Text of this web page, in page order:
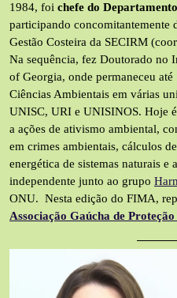
1984, foi chefe do
participando concomitantemente
Gestão Costeira da SECIRM
Na sequência, fez Doutorado no
of Georgia, onde permaneceu
Ciências Ambientais em várias
UNISC, URI e UNISINOS. Hoje
a ações de ativismo ambiental,
em crimes ambientais, cálculos
energética de sistemas naturais
independente junto ao grupo
ONU. Nesta edição do FIMA,
Associação Gaúcha de